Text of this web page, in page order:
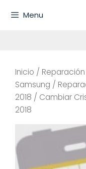
Menu
Inicio /
Samsung /
2018 / Cambiar
2018